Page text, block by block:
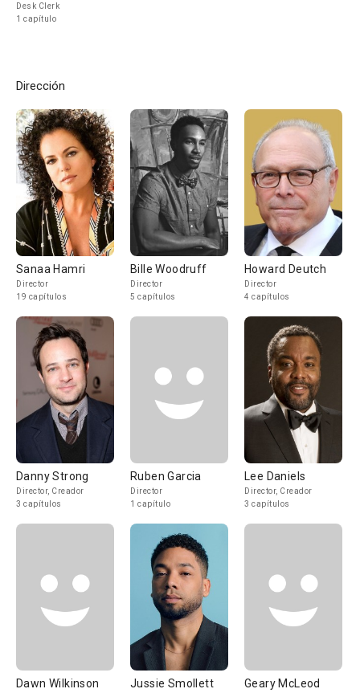
Desk Clerk
1 capítulo
Dirección
Sanaa Hamri
Director
19 capítulos
Bille Woodruff
Director
5 capítulos
Howard Deutch
Director
4 capítulos
Danny Strong
Director, Creador
3 capítulos
Ruben Garcia
Director
1 capítulo
Lee Daniels
Director, Creador
3 capítulos
Dawn Wilkinson Jussie Smollett Geary McLeod